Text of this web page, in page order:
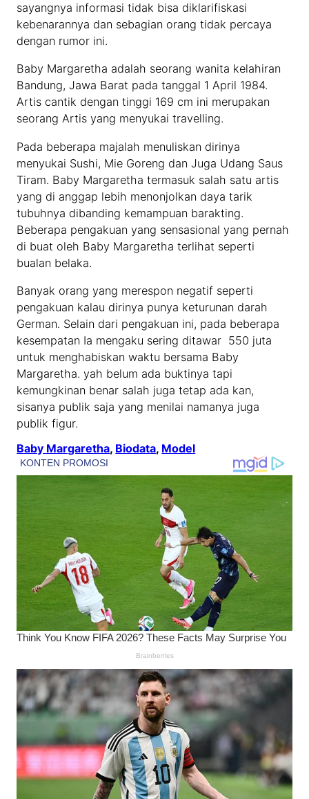
sayangnya informasi tidak bisa diklarifiskasi
kebenarannya dan sebagian orang tidak percaya
dengan rumor ini.
Baby Margaretha adalah seorang wanita kelahiran
Bandung, Jawa Barat pada tanggal 1 April 1984.
Artis cantik dengan tinggi 169 cm ini merupakan
seorang Artis yang menyukai travelling.
Pada beberapa majalah menuliskan dirinya
menyukai Sushi, Mie Goreng dan Juga Udang Saus
Tiram. Baby Margaretha termasuk salah satu artis
yang di anggap lebih menonjolkan daya tarik
tubuhnya dibanding kemampuan barakting.
Beberapa pengakuan yang sensasional yang pernah
di buat oleh Baby Margaretha terlihat seperti
bualan belaka.
Banyak orang yang merespon negatif seperti
pengakuan kalau dirinya punya keturunan darah
German. Selain dari pengakuan ini, pada beberapa
kesempatan Ia mengaku sering ditawar 550 juta
untuk menghabiskan waktu bersama Baby
Margaretha. yah belum ada buktinya tapi
kemungkinan benar salah juga tetap ada kan,
sisanya publik saja yang menilai namanya juga
publik figur.
Baby Margaretha, Biodata, Model